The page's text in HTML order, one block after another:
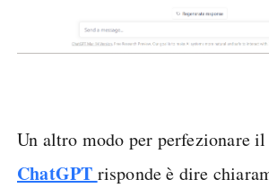
Un altro modo per perfezionare
ChatGPT risponde è dire